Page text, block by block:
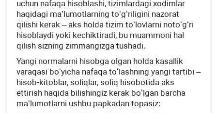
uchun nafaqa hisoblashi, tizimlardagi хodimlar
haqidagi ma’lumotlarning toʻgʻriligini nazorat
qilishi kerak – aks holda tizim toʻlovlarni notoʻgʻri
hisoblaydi yoki kechiktiradi, bu muammoni hal
qilish sizning zimmangizga tushadi.
Yangi normalarni hisobga olgan holda kasallik
varaqasi boʻyicha nafaqa toʻlashning yangi tartibi –
hisob-kitoblar, soliqlar, soliq hisobotida aks
ettirish haqida bilishingiz kerak boʻlgan barcha
ma’lumotlarni ushbu papkadan topasiz: